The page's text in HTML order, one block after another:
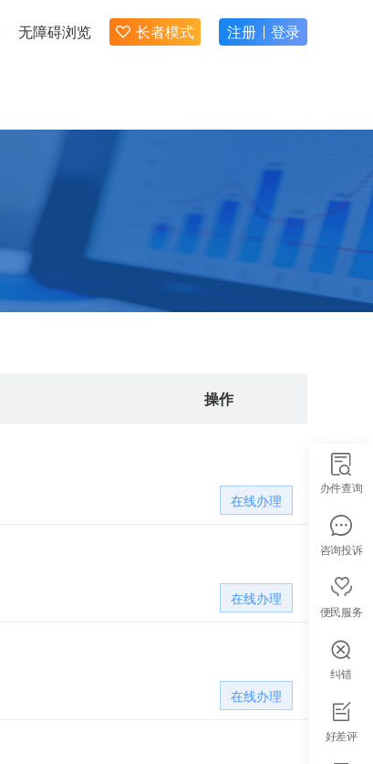
无障碍浏览 长者模式 注册 登录
操作
在线办理
在线办理
在线办理
办件查询
咨询投诉
便民服务
纠错
好差评